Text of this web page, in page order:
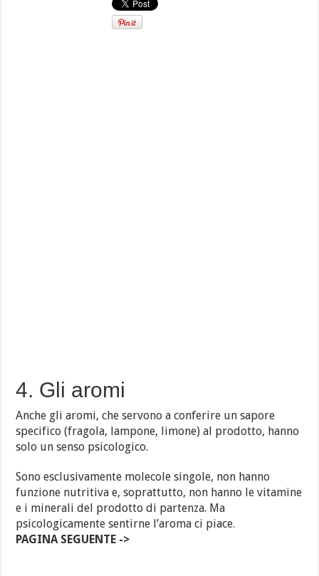
4. Gli aromi
Anche gli aromi, che servono a conferire un sapore
specifico (fragola, lampone, limone) al prodotto, hanno
solo un senso psicologico.
Sono esclusivamente molecole singole, non hanno
funzione nutritiva e, soprattutto, non hanno le vitamine
e i minerali del prodotto di partenza. Ma
psicologicamente sentirne l’aroma ci piace.
PAGINA SEGUENTE ->